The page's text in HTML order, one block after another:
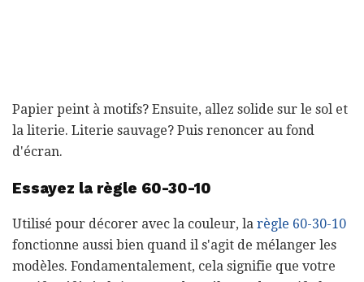
Papier peint à motifs? Ensuite, allez solide sur le sol et
la literie. Literie sauvage? Puis renoncer au fond
d'écran.
Essayez la règle 60-30-10
Utilisé pour décorer avec la couleur, la règle 60-30-10
fonctionne aussi bien quand il s'agit de mélanger les
modèles. Fondamentalement, cela signifie que votre